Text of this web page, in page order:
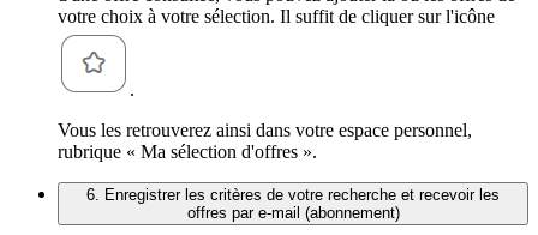
votre choix à votre sélection. Il suffit de cliquer sur l'icône
.
Vous les retrouverez ainsi dans votre espace personnel,
rubrique « Ma sélection d'offres ».
6. Enregistrer les critères de votre recherche et recevoir les
offres par e-mail (abonnement)